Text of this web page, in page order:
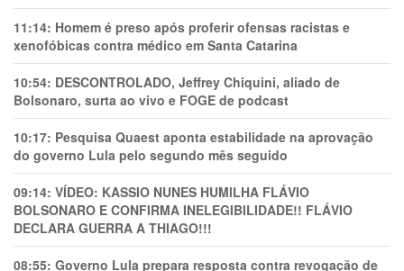
11:14: Homem é preso após proferir ofensas racistas e
xenofóbicas contra médico em Santa Catarina
10:54: DESCONTROLADO, Jeffrey Chiquini, aliado de
Bolsonaro, surta ao vivo e FOGE de podcast
10:17: Pesquisa Quaest aponta estabilidade na aprovação
do governo Lula pelo segundo mês seguido
09:14: VÍDEO: KASSIO NUNES HUMlLHA FLÁVIO
BOLSONARO E CONFIRMA INELEGIBILIDADE!! FLÁVIO
DECLARA GUERRA A THIAGO!!!
08:55: Governo Lula prepara resposta contra revogação de